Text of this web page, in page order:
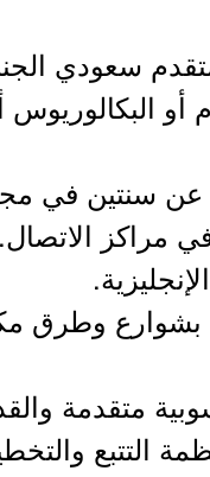
سعودي
أو البكالوريوس
عن سنتين في
مراكز الاتصال.
بشوارع وطرق
متقدمة
التتبع